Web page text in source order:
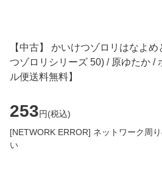
【中古】 かいけつゾロリはなよ
つゾロリシリーズ 50) / 原ゆたか /
ル便送料無料】
253円(税込)
[NETWORK ERROR] ネットワーク周
い